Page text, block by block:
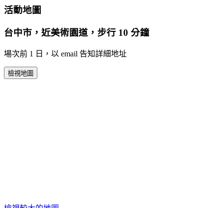
活動地圖
台中市，近美術園道，步行 10 分鐘
場次前 1 日，以 email 告知詳細地址
檢視地圖